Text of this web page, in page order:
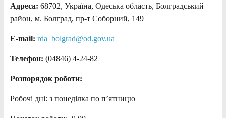
Адреса: 68702, Україна, Одеська область, Болградський
район, м. Болград, пр-т Соборний, 149
E-mail: rda_bolgrad@od.gov.ua
Телефон: (04846) 4-24-82
Розпорядок роботи:
Робочі дні: з понеділка по п’ятницю